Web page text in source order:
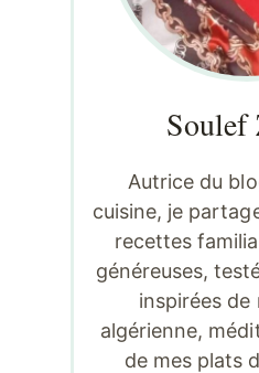
Soulef
Autrice du
cuisine, je
recettes
généreuses,
inspirées de
algérienne,
de mes plats